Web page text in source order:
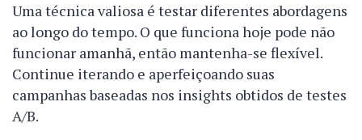
Uma técnica valiosa é testar diferentes abordagens
ao longo do tempo. O que funciona hoje pode não
funcionar amanhã, então mantenha-se flexível.
Continue iterando e aperfeiçoando suas
campanhas baseadas nos insights obtidos de testes
A/B.